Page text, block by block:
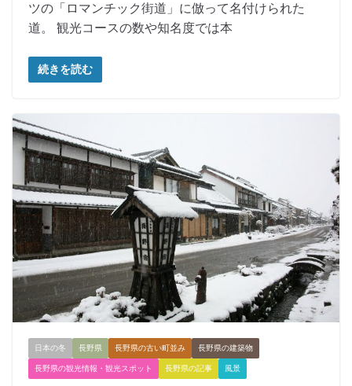
ツの「ロマンチック街道」に倣って名付けられた
道。 観光コースの数や知名度では本
続きを読む
日本の冬 長野県 長野県の古い町並み 長野県の建築物
長野県の観光情報・観光スポット 長野県の記事 風景